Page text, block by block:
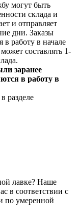
могут быть
склада и
и отправляет
дни. Заказы
работу в начале
составлять 1-
заранее
в работу в
разделе
лавке? Наше
в соответствии с
по умеренной